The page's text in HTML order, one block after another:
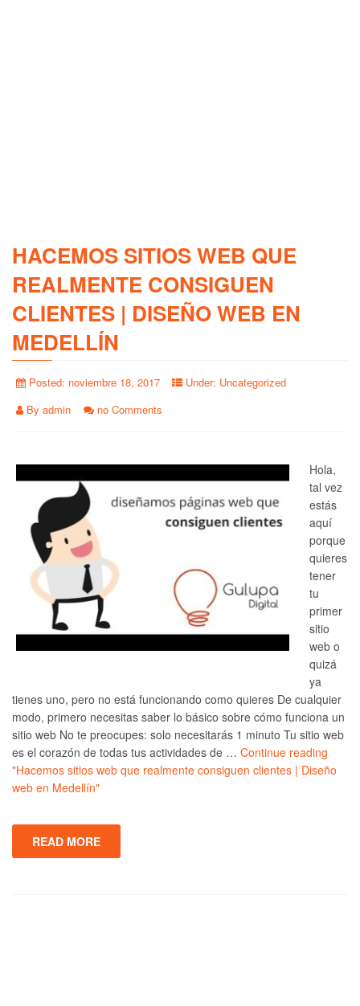
HACEMOS SITIOS WEB QUE
REALMENTE CONSIGUEN
CLIENTES | DISEÑO WEB EN
MEDELLÍN
Posted: noviembre 18, 2017 Under: Uncategorized
By admin no Comments
Hola,
tal vez
estás
aquí
porque
quieres
tener
tu
primer
sitio
web o
quizá
ya
tienes uno, pero no está funcionando como quieres De cualquier
modo, primero necesitas saber lo básico sobre cómo funciona un
sitio web No te preocupes: solo necesitarás 1 minuto Tu sitio web
es el corazón de todas tus actividades de … Continue reading
"Hacemos sitios web que realmente consiguen clientes | Diseño
web en Medellín"
READ MORE